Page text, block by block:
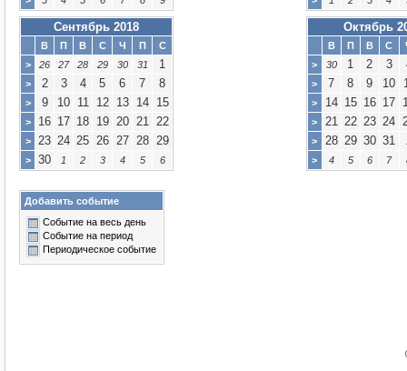
Сентябрь 2018
В П В С Ч П
С
>
26 27 28 29 30 31 1
> 2 3 4 5 6 7 8
> 9 10 11 12 13 14 15
> 16 17 18 19 20 21 22
> 23 24 25 26 27 28 29
> 30 1 2 3 4 5 6
Октябрь
В П В С
>
30 1 2 3
> 7 8 9 10
> 14 15 16 17
> 21 22 23 24
> 28 29 30 31
>
4 5 6 7
Добавить событие
Событие на весь день
Событие на период
Периодическое событие